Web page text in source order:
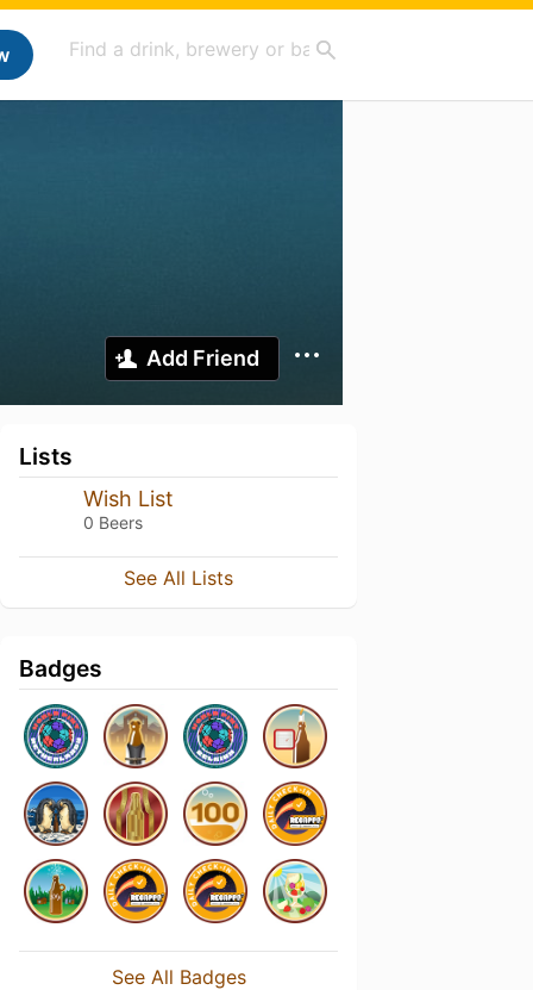
Add Friend
Lists
Wish List
0 Beers
See All Lists
Badges
See All Badges